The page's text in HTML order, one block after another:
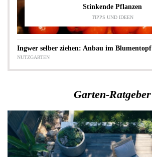
Stinkende Pflanzen
TIPPS UND IDEEN
Ingwer selber ziehen: Anbau im Blumentopf
NUTZGARTEN
Garten-Ratgeber